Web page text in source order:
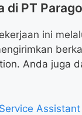
di PT
ini
Anda juga